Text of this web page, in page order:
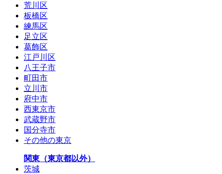
荒川区
板橋区
練馬区
足立区
葛飾区
江戸川区
八王子市
町田市
立川市
府中市
西東京市
武蔵野市
国分寺市
その他の東京
関東（東京都以外）
茨城